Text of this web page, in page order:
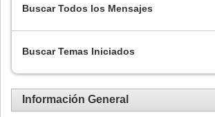
Buscar Todos los Mensajes
Buscar Temas Iniciados
Información General